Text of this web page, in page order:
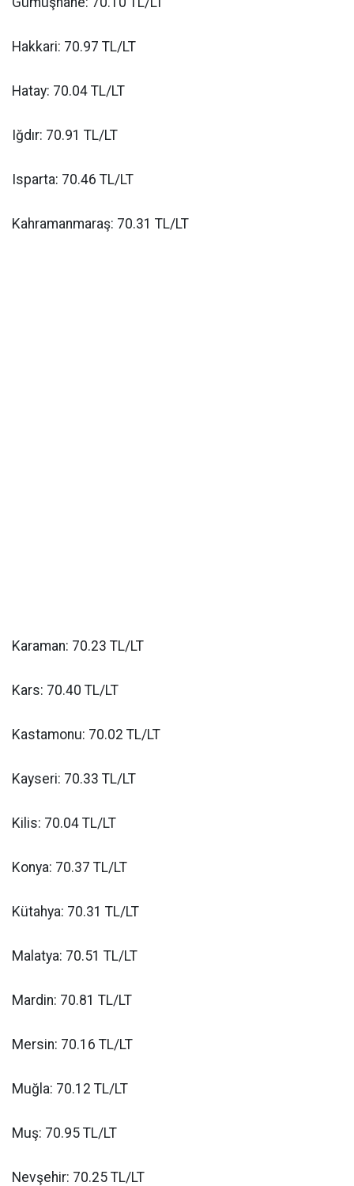
Hakkari: 70.97 TL/LT
Hatay: 70.04 TL/LT
Iğdır: 70.91 TL/LT
Isparta: 70.46 TL/LT
Kahramanmaraş: 70.31 TL/LT
Karaman: 70.23 TL/LT
Kars: 70.40 TL/LT
Kastamonu: 70.02 TL/LT
Kayseri: 70.33 TL/LT
Kilis: 70.04 TL/LT
Konya: 70.37 TL/LT
Kütahya: 70.31 TL/LT
Malatya: 70.51 TL/LT
Mardin: 70.81 TL/LT
Mersin: 70.16 TL/LT
Muğla: 70.12 TL/LT
Muş: 70.95 TL/LT
Nevşehir: 70.25 TL/LT